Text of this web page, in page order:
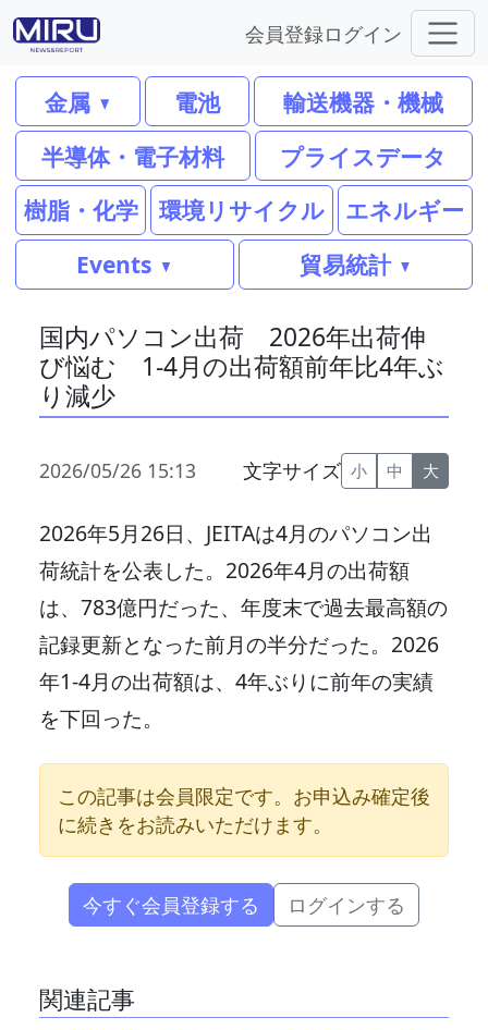
会員登録ログイン
金属 電池
輸送機器・機械
半導体・電子材料
プライスデータ
樹脂・化学
環境リサイクル
エネルギー
Events
貿易統計
国内パソコン出荷 2026年出荷伸
び悩む 1-4月の出荷額前年比4年ぶ
り減少
2026/05/26 15:13 文字サイズ 小 中 大
2026年5月26日、JEITAは4月のパソコン出
荷統計を公表した。2026年4月の出荷額
は、783億円だった、年度末で過去最高額の
記録更新となった前月の半分だった。2026
年1-4月の出荷額は、4年ぶりに前年の実績
を下回った。
この記事は会員限定です。お申込み確定後
に続きをお読みいただけます。
今すぐ会員登録する ログインする
関連記事